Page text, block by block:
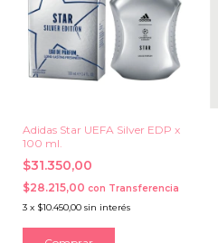
Adidas Star UEFA Silver EDP x
100 ml.
$31.350,00
$28.215,00 con Transferencia
3 x $10.450,00 sin interés